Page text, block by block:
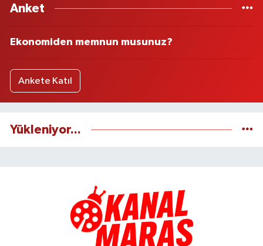
Anket
Ekonomiden memnun musunuz?
Ankete Katıl
Yükleniyor...